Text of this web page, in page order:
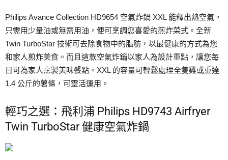
Philips Avance Collection HD9654 空氣炸鍋 XXL 能釋出熱空氣，
只需用少量油或無需用油，便可烹調您喜愛的煎炸菜式。全新
Twin TurboStar 技術可去除食物中的脂肪，以最健康的方式為您
和家人煎炸美食。而且這款空氣炸鍋以家人為設計重點，讓您每
日可為家人烹製美味餐點。XXL 的容量可輕鬆處理全隻雞或重達
1.4 公斤的薯條，可靈活運用。
輕巧之選：飛利浦 Philips HD9743 Airfryer
Twin TurboStar 健康空氣炸鍋